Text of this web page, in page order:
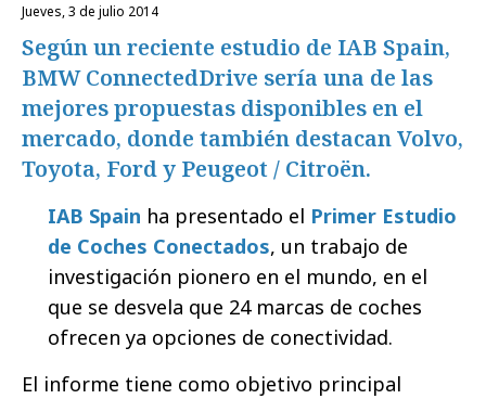
jueves, 3 de julio 2014
Según un reciente estudio de IAB Spain,
BMW ConnectedDrive sería una de las
mejores propuestas disponibles en el
mercado, donde también destacan Volvo,
Toyota, Ford y Peugeot / Citroën.
IAB Spain ha presentado el Primer Estudio
de Coches Conectados, un trabajo de
investigación pionero en el mundo, en el
que se desvela que 24 marcas de coches
ofrecen ya opciones de conectividad.
El informe tiene como objetivo principal